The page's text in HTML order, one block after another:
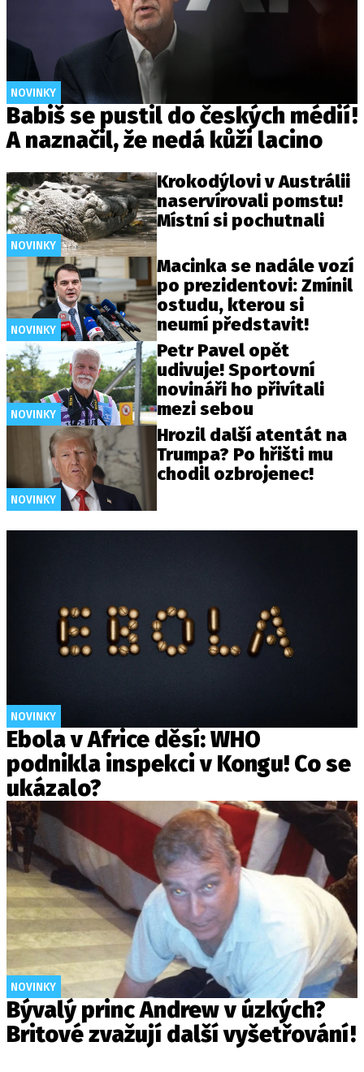
NOVINKY
Babiš se pustil do českých médií!
A naznačil, že nedá kůži lacino
NOVINKY
Krokodýlovi v Austrálii
naservírovali pomstu!
Místní si pochutnali
NOVINKY
Macinka se nadále vozí
po prezidentovi: Zmínil
ostudu, kterou si
neumí představit!
NOVINKY
Petr Pavel opět
udivuje! Sportovní
novináři ho přivítali
mezi sebou
NOVINKY
Hrozil další atentát na
Trumpa? Po hřišti mu
chodil ozbrojenec!
NOVINKY
Ebola v Africe děsí: WHO
podnikla inspekci v Kongu! Co se
ukázalo?
NOVINKY
Bývalý princ Andrew v úzkých?
Britové zvažují další vyšetřování!